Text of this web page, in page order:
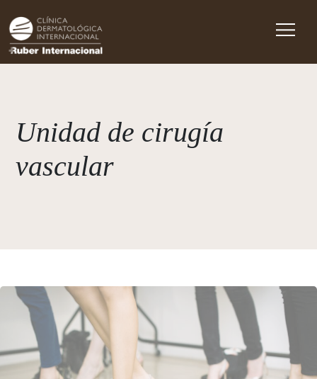
Main Navigation
Unidad de cirugía
vascular